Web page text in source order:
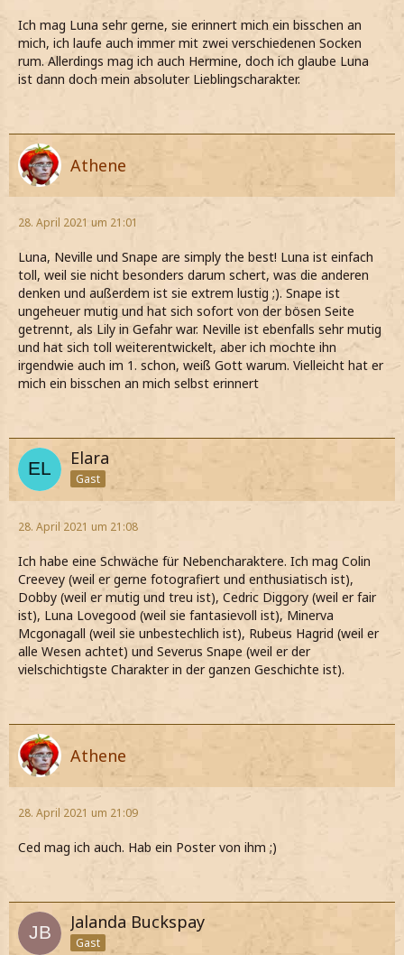
Ich mag Luna sehr gerne, sie erinnert mich ein bisschen an
mich, ich laufe auch immer mit zwei verschiedenen Socken
rum. Allerdings mag ich auch Hermine, doch ich glaube Luna
ist dann doch mein absoluter Lieblingscharakter.
Athene
28. April 2021 um 21:01
Luna, Neville und Snape are simply the best! Luna ist einfach
toll, weil sie nicht besonders darum schert, was die anderen
denken und außerdem ist sie extrem lustig ;). Snape ist
ungeheuer mutig und hat sich sofort von der bösen Seite
getrennt, als Lily in Gefahr war. Neville ist ebenfalls sehr mutig
und hat sich toll weiterentwickelt, aber ich mochte ihn
irgendwie auch im 1. schon, weiß Gott warum. Vielleicht hat er
mich ein bisschen an mich selbst erinnert
Elara
Gast
28. April 2021 um 21:08
Ich habe eine Schwäche für Nebencharaktere. Ich mag Colin
Creevey (weil er gerne fotografiert und enthusiatisch ist),
Dobby (weil er mutig und treu ist), Cedric Diggory (weil er fair
ist), Luna Lovegood (weil sie fantasievoll ist), Minerva
Mcgonagall (weil sie unbestechlich ist), Rubeus Hagrid (weil er
alle Wesen achtet) und Severus Snape (weil er der
vielschichtigste Charakter in der ganzen Geschichte ist).
Athene
28. April 2021 um 21:09
Ced mag ich auch. Hab ein Poster von ihm ;)
Jalanda Buckspay
Gast